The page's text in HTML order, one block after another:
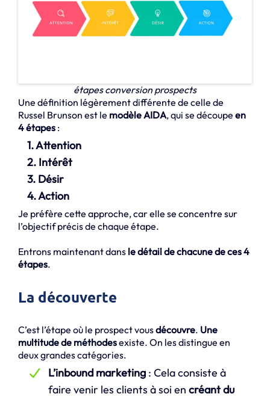
étapes conversion prospects
Une définition légèrement différente de celle de
Russel Brunson est le modèle AIDA, qui se découpe en
4 étapes :
1. Attention
2. Intérêt
3. Désir
4. Action
Je préfère cette approche, car elle se concentre sur
l’objectif précis de chaque étape.
Entrons maintenant dans le détail de chacune de ces 4
étapes.
La découverte
C’est l’étape où le prospect vousdécouvre. Une
multitude de méthodesexiste. On les distingue en
deux grandes catégories.
L’inbound marketing : Cela consiste à
faire venir les clients à soi en créant du